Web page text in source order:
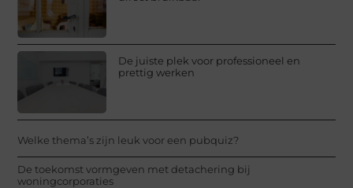
De juiste plek voor professioneel en
prettig werken
Welke thema’s zijn leuk voor een pubquiz?
De toekomst vormgeven met detachering bij
woningcorporaties